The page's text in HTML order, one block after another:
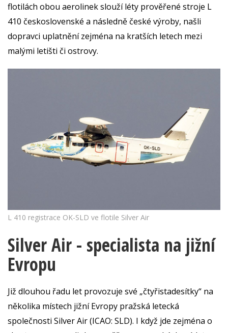
flotilách obou aerolinek slouží léty prověřené stroje L
410 československé a následně české výroby, našli
dopravci uplatnění zejména na kratších letech mezi
malými letišti či ostrovy.
L 410 registrace OK-SLD ve flotile Silver Air
Silver Air - specialista na jižní
Evropu
Již dlouhou řadu let provozuje své „čtyřistadesítky“ na
několika místech jižní Evropy pražská letecká
společnosti Silver Air (ICAO: SLD). I když jde zejména o